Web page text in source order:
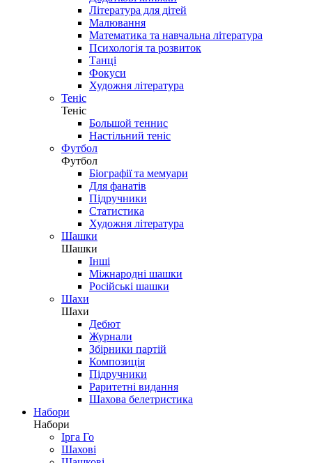
Література для дітей
Малювання
Математика та навчальна література
Психологія та розвиток
Танці
Фокуси
Художня література
Теніс
Теніс
Большой теннис
Настільний теніс
Футбол
Футбол
Біографії та мемуари
Для фанатів
Підручники
Статистика
Художня література
Шашки
Шашки
Інші
Міжнародні шашки
Російські шашки
Шахи
Шахи
Дебют
Журнали
Збірники партій
Композиція
Підручники
Раритетні видання
Шахова белетристика
Набори
Набори
Ірга Го
Шахові